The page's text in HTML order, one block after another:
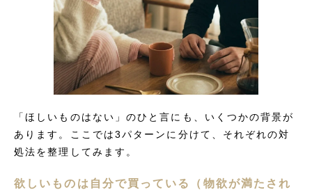
「ほしいものはない」のひと言にも、いくつかの背景が
あります。ここでは3パターンに分けて、それぞれの対
処法を整理してみます。
欲しいものは自分で買っている（物欲が満たされ